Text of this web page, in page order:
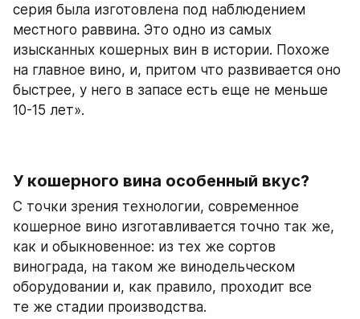
серия была изготовлена под наблюдением
местного раввина. Это одно из самых
изысканных кошерных вин в истории. Похоже
на главное вино, и, притом что развивается оно
быстрее, у него в запасе есть еще не меньше
10-15 лет».
У кошерного вина особенный вкус?
С точки зрения технологии, современное
кошерное вино изготавливается точно так же,
как и обыкновенное: из тех же сортов
винограда, на таком же винодельческом
оборудовании и, как правило, проходит все
те же стадии производства.